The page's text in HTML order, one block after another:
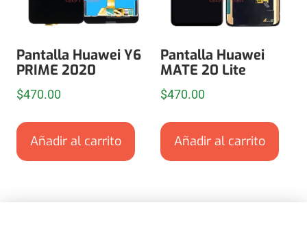
Pantalla Huawei Y6
PRIME 2020
$470.00
Añadir al carrito
Pantalla Huawei
MATE 20 Lite
$470.00
Añadir al carrito